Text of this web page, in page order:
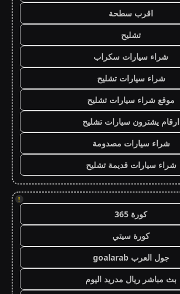
اقرب سطحة
تشليح
شراء سيارات سكراب
شراء سيارات تشليح
موقع شراء سيارات تشليح
ارقام يشترون سيارات تشليح
شراء سيارات مصدومة
شراء سيارات قديمة تشليح
!
كورة 365
كورة سيتي
جول العرب goalarab
بث مباشر ريال مدريد اليوم